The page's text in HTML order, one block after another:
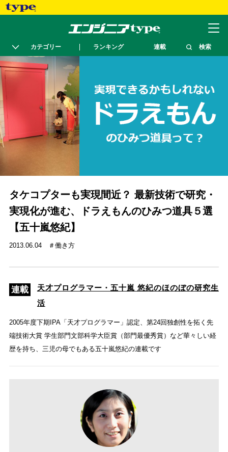
カテゴリー ランキング 連載 検索
タケコプターも実現間近？ 最新技術で研究・
実現化が進む、ドラえもんのひみつ道具５選
【五十嵐悠紀】
2013.06.04 働き方
天才プログラマー・五十嵐 悠紀のほのぼの研究生
活
2005年度下期IPA「天才プログラマー」認定、第24回独創性を拓く先
端技術大賞 学生部門文部科学大臣賞（部門最優秀賞）など華々しい経
歴を持ち、三児の母でもある五十嵐悠紀の連載です